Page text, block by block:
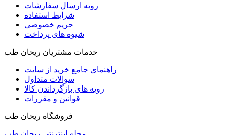
رویه ارسال سفارشات
شرایط استفاده
حریم خصوصی
شیوه های پرداخت
خدمات مشتریان ریحان طب
راهنمای جامع خرید از سایت
سوالات متداول
رویه های بازگرداندن کالا
قوانین و مقررات
فروشگاه ریحان طب